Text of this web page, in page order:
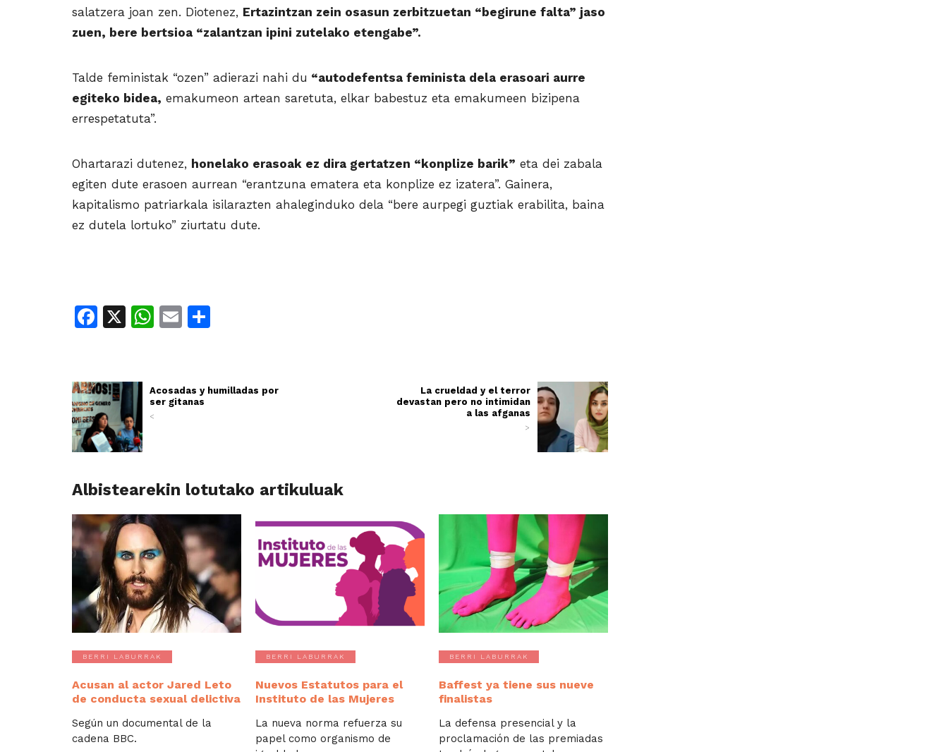
salatzera joan zen. Diotenez, Ertazintzan zein osasun zerbitzuetan “begirune falta” jaso
zuen, bere bertsioa “zalantzan ipini zutelako etengabe”.
Talde feministak “ozen” adierazi nahi du “autodefentsa feminista dela erasoari aurre
egiteko bidea, emakumeon artean saretuta, elkar babestuz eta emakumeen bizipena
errespetatuta”.
Ohartarazi dutenez, honelako erasoak ez dira gertatzen “konplize barik” eta dei zabala
egiten dute erasoen aurrean “erantzuna ematera eta konplize ez izatera”. Gainera,
kapitalismo patriarkala isilarazten ahaleginduko dela “bere aurpegi guztiak erabilita, baina
ez dutela lortuko” ziurtatu dute.
Facebook
X WhatsApp
Email
Acosadas y humilladas por
ser gitanas
<
La crueldad y el terror
devastan pero no intimidan
a las afganas
>
Albistearekin lotutako artikuluak
BERRI LABURRAK
Acusan al actor Jared Leto
de conducta sexual delictiva
Según un documental de la
cadena BBC.
BERRI LABURRAK
Nuevos Estatutos para el
Instituto de las Mujeres
La nueva norma refuerza su
papel como organismo de
BERRI LABURRAK
Baffest ya tiene sus nueve
finalistas
La defensa presencial y la
proclamación de las premiadas